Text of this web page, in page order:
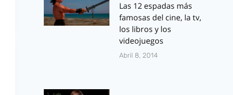
Las 12 espadas más
famosas del cine, la tv,
los libros y los
videojuegos
Abril 8, 2014